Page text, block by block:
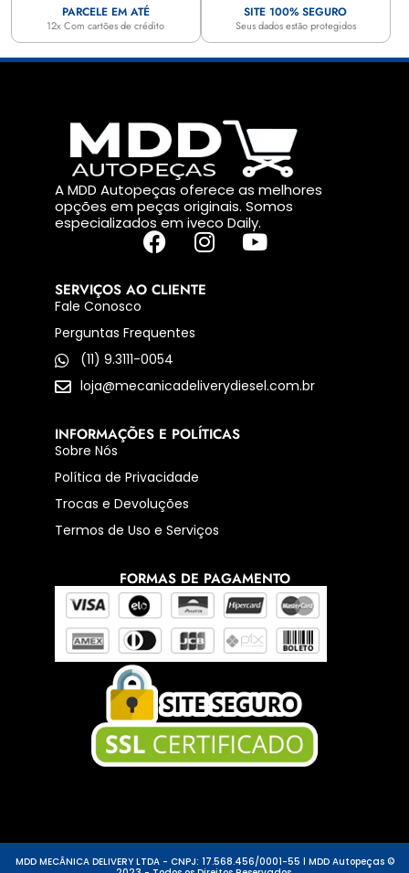
PARCELE EM ATÉ
12x Com cartões de crédito
SITE 100% SEGURO
Seus dados estão protegidos
A MDD Autopeças oferece as melhores
opções em peças originais. Somos
especializados em iveco Daily.
SERVIÇOS AO CLIENTE
Fale Conosco
Perguntas Frequentes
(11) 9.3111-0054
loja@mecanicadeliverydiesel.com.br
INFORMAÇÕES E POLÍTICAS
Sobre Nós
Política de Privacidade
Trocas e Devoluções
Termos de Uso e Serviços
FORMAS DE PAGAMENTO
MDD MECÂNICA DELIVERY LTDA - CNPJ: 17.568.456/0001-55 l MDD Autopeças ©